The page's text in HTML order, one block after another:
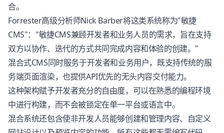
合。
Forrester高级分析师Nick Barber将这类系统称为"敏捷
CMS"："敏捷CMS兼顾开发者和业务人员的需求，旨在支持
双方以协作、迭代的方式共同完成内容和体验的创建。"
混合式CMS同时服务于开发者和业务用户，既支持传统的服
务端页面渲染，也提供API优先的无头内容交付能力。
这种架构赋予开发者充分的自由度，可以在熟悉的编程环境
中进行构建，而不会被锁定在单一平台或语言中。
混合系统还包含使非开发人员能够创建和管理内容、自定义